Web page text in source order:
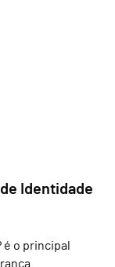
Identidade
é o principal